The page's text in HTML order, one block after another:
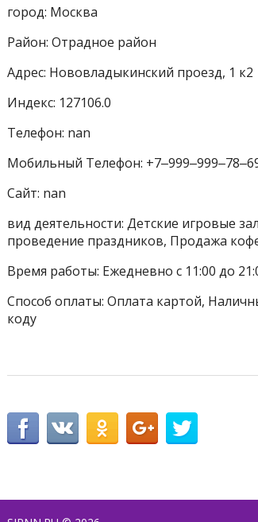
город: Москва
Район: Отрадное район
Адрес: Нововладыкинский проезд, 1 к2
Индекс: 127106.0
Телефон: nan
Мобильный Телефон:
Сайт: nan
вид деятельности: Детские игровые
проведение праздников, Продажа
Время работы: Ежедневно с 11:00 до
Способ оплаты: Оплата картой,
коду